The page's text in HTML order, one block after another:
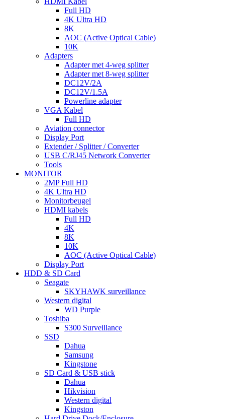
Full HD
4K Ultra HD
8K
AOC (Active Optical Cable)
10K
Adapters
Adapter met 4-weg splitter
Adapter met 8-weg splitter
DC12V/2A
DC12V/1.5A
Powerline adapter
VGA Kabel
Full HD
Aviation connector
Display Port
Extender / Splitter / Converter
USB C/RJ45 Network Converter
Tools
MONITOR
2MP Full HD
4K Ultra HD
Monitorbeugel
HDMI kabels
Full HD
4K
8K
10K
AOC (Active Optical Cable)
Display Port
HDD & SD Card
Seagate
SKYHAWK surveillance
Western digital
WD Purple
Toshiba
S300 Surveillance
SSD
Dahua
Samsung
Kingstone
SD Card & USB stick
Dahua
Hikvision
Western digital
Kingston